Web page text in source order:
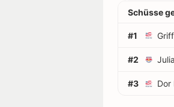
Schüsse
#1
#2
#3 Dor